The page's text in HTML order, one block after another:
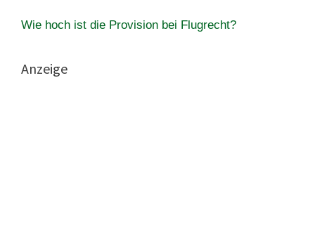
Wie hoch ist die Provision bei Flugrecht?
Anzeige